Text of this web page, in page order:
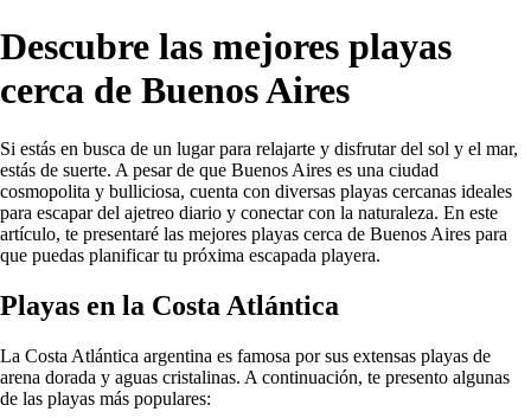
Descubre las mejores playas
cerca de Buenos Aires
Si estás en busca de un lugar para relajarte y disfrutar del sol y el mar,
estás de suerte. A pesar de que Buenos Aires es una ciudad
cosmopolita y bulliciosa, cuenta con diversas playas cercanas ideales
para escapar del ajetreo diario y conectar con la naturaleza. En este
artículo, te presentaré las mejores playas cerca de Buenos Aires para
que puedas planificar tu próxima escapada playera.
Playas en la Costa Atlántica
La Costa Atlántica argentina es famosa por sus extensas playas de
arena dorada y aguas cristalinas. A continuación, te presento algunas
de las playas más populares: